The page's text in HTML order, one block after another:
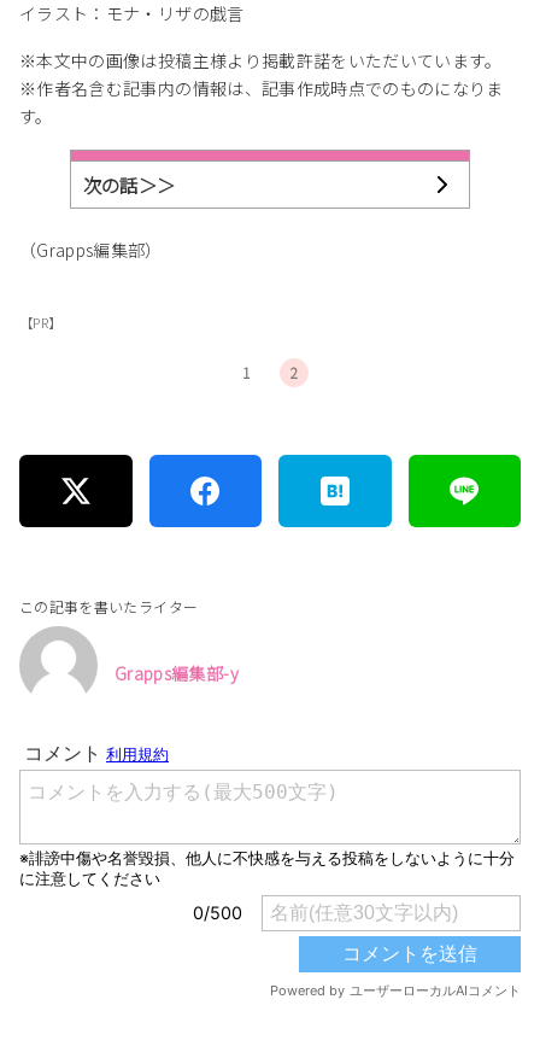
イラスト：モナ・リザの戯言
※本文中の画像は投稿主様より掲載許諾をいただいています。
※作者名含む記事内の情報は、記事作成時点でのものになりま
す。
次の話＞＞
（Grapps編集部）
【PR】
1 2
この記事を書いたライター
Grapps編集部-y